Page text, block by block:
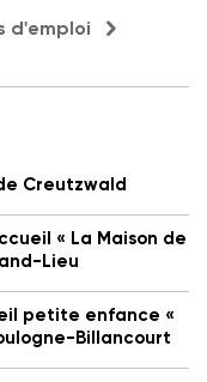
d'emploi
Creutzwald
« La Maison de
Lieu
petite enfance «
Billancourt